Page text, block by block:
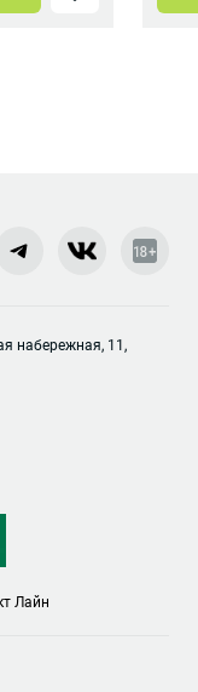
набережная, 11,
Лайн